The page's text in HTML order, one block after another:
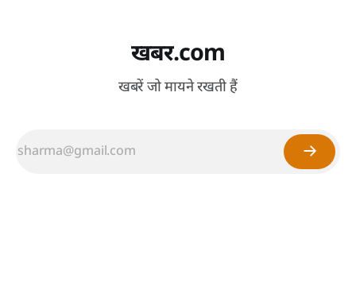
खबर.com
खबरें जो मायने रखती हैं